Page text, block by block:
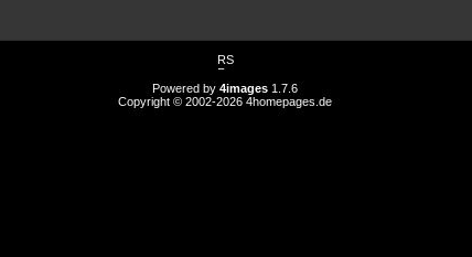
Powered by 4images 1.7.6
Copyright © 2002-2026 4homepages.de